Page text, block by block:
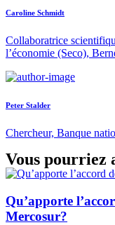
Caroline Schmidt
Collaboratrice
l’économie (Seco),
Peter Stalder
Chercheur, Banque
Vous pourriez
Qu’apporte
Mercosur?